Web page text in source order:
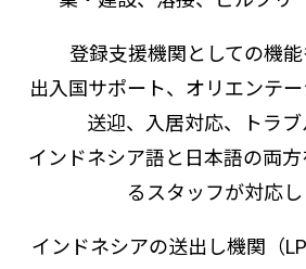
登録支援機関としての機能
出入国サポート、オリエンテ
送迎、入居対応、トラ
インドネシア語と日本語の両
るスタッフが対応し
インドネシアの送出し機関（